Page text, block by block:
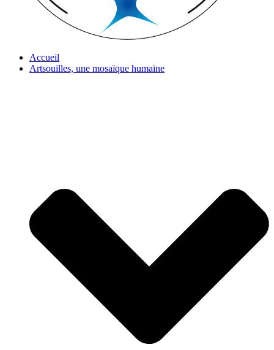
Accueil
Artsouilles, une mosaïque humaine